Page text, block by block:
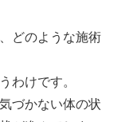
どのような施術
わけです。
づかない体の状